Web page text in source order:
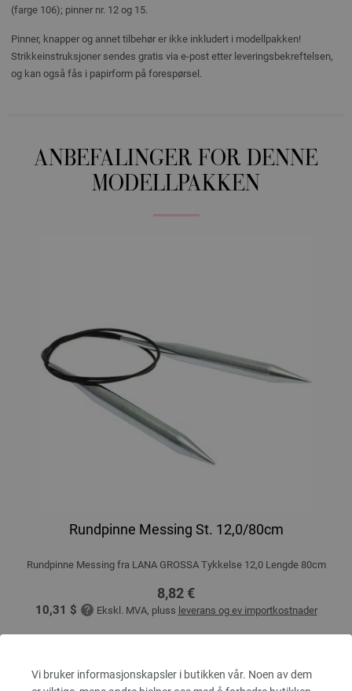
Vi bruker informasjonskapsler i butikken vår. Noen av dem
(farge 106); pinner nr. 12 og 15.
Pinner, knapper og annet tilbehør er ikke inkludert i modellpakken!
Strikkeinstruksjoner sendes gratis via e-post etter leveringsbekreftelsen,
og kan også fås i papirform på forespørsel.
ANBEFALINGER FOR DENNE
MODELLPAKKEN
Rundpinne Messing St. 12,0/80cm
Rundpinne Messing fra LANA GROSSA Tykkelse 12,0 Lengde 80cm
8,82 €
10,31 $ Ekskl. MVA, pluss leverans og ev importkostnader